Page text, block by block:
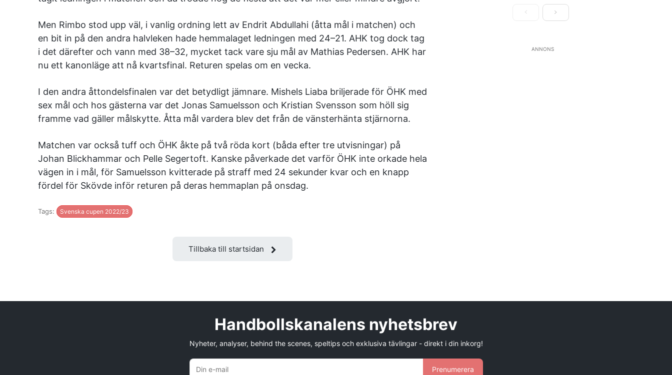
Men Rimbo stod upp väl, i vanlig ordning lett av Endrit Abdullahi (åtta mål i matchen) och
en bit in på den andra halvleken hade hemmalaget ledningen med 24–21. AHK tog dock tag
i det därefter och vann med 38–32, mycket tack vare sju mål av Mathias Pedersen. AHK har
nu ett kanonläge att nå kvartsfinal. Returen spelas om en vecka.
I den andra åttondelsfinalen var det betydligt jämnare. Mishels Liaba briljerade för ÖHK med
sex mål och hos gästerna var det Jonas Samuelsson och Kristian Svensson som höll sig
framme vad gäller målskytte. Åtta mål vardera blev det från de vänsterhänta stjärnorna.
Matchen var också tuff och ÖHK åkte på två röda kort (båda efter tre utvisningar) på
Johan Blickhammar och Pelle Segertoft. Kanske påverkade det varför ÖHK inte orkade hela
vägen in i mål, för Samuelsson kvitterade på straff med 24 sekunder kvar och en knapp
fördel för Skövde inför returen på deras hemmaplan på onsdag.
Tags: Svenska cupen 2022/23
Tillbaka till startsidan
ANNONS
Handbollskanalens nyhetsbrev
Nyheter, analyser, behind the scenes, speltips och exklusiva tävlingar - direkt i din inkorg!
Prenumerera